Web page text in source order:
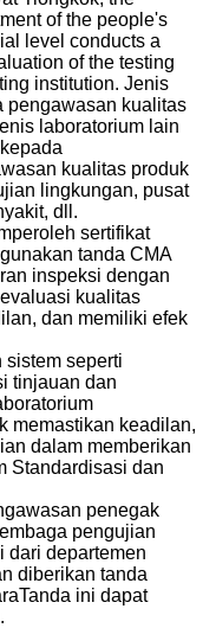
of the people's
level conducts a
of the testing
institution. Jenis
pengawasan kualitas
laboratorium lain
kualitas produk
lingkungan, pusat
dll.
sertifikat
tanda CMA
inspeksi dengan
kualitas
dan memiliki efek
sistem seperti
tinjauan dan
memastikan keadilan,
dalam memberikan
Standardisasi dan
penegak
pengujian
dari departemen
diberikan tanda
ini dapat